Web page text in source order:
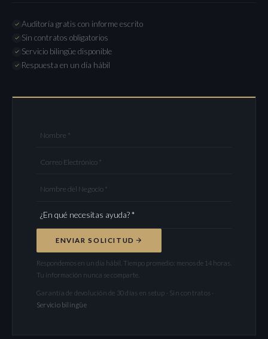
Auditoría gratis con informe escrito
Sin contratos obligatorios
Servicio bilingüe disponible
Respuesta en un día hábil
Nombre *
Correo Electrónico *
Nombre del Negocio *
ENVIAR SOLICITUD
Respondemos en un día hábil. Tiempo promedio: menos de 14 horas.
Tu información nunca se comparte.
Garantía de devolución de 30 días en setup · Sin contratos ·
Servicio bilingüe